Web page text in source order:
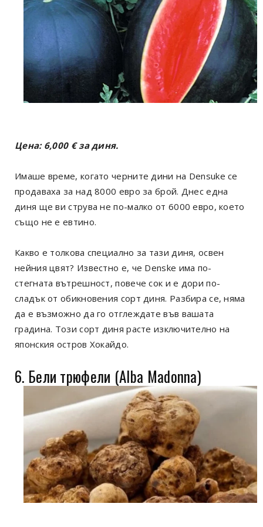
Цена: 6,000 €за диня.
Имаше време, когато черните дини на Densuke се
продаваха за над 8000 евро за брой. Днес една
диня ще ви струва не по-малко от 6000 евро, което
също не е евтино.
Какво е толкова специално за тази диня, освен
нейния цвят? Известно е, че Denske има по-
стегната вътрешност, повече сок и е дори по-
сладък от обикновения сорт диня. Разбира се, няма
да е възможно да го отглеждате във вашата
градина. Този сорт диня расте изключително на
японския остров Хокайдо.
6. Бели трюфели (Alba Madonna)